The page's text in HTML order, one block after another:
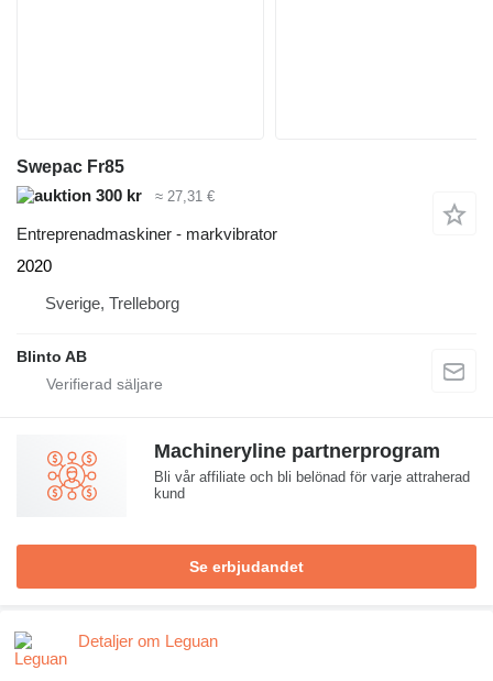
Swepac Fr85
300 kr
≈ 27,31 €
Entreprenadmaskiner - markvibrator
2020
Sverige, Trelleborg
Blinto AB
Machineryline partnerprogram
Bli vår affiliate och bli belönad för varje attraherad
kund
Se erbjudandet
Detaljer om Leguan